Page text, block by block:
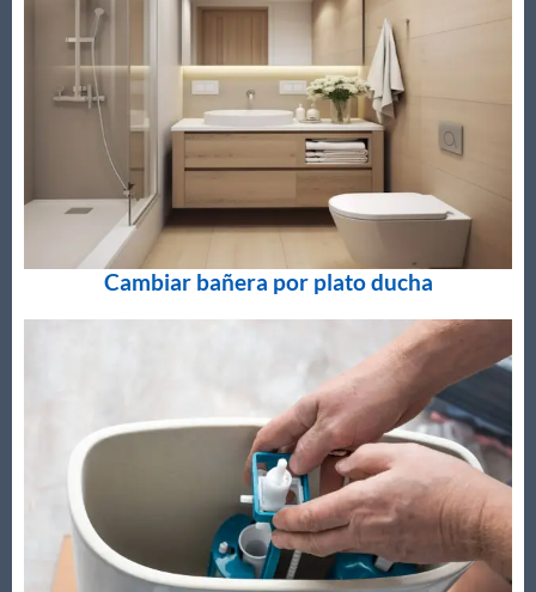
Cambiar bañera por plato ducha